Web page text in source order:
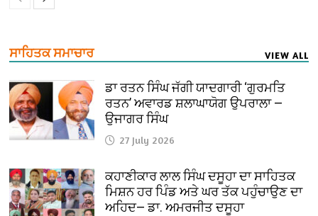
ਸਾਹਿਤਕ ਸਮਾਚਾਰ VIEW ALL
ਡਾ ਰਤਨ ਸਿੰਘ ਜੱਗੀ ਯਾਦਗਾਰੀ ‘ਗੁਰਮਤਿ
ਰਤਨ’ ਅਵਾਰਡ ਸ਼ਲਾਘਾਯੋਗ ਉਪਰਾਲਾ —
ਉਜਾਗਰ ਸਿੰਘ
27 July 2026
ਕਹਾਣੀਕਾਰ ਲਾਲ ਸਿੰਘ ਦਸੂਹਾ ਦਾ ਸਾਹਿਤਕ
ਮਿਸ਼ਨ ਹਰ ਪਿੰਡ ਅਤੇ ਘਰ ਤੱਕ ਪਹੁੰਚਾਉਣ ਦਾ
ਅਹਿਦ— ਡਾ. ਅਮਰਜੀਤ ਦਸੂਹਾ